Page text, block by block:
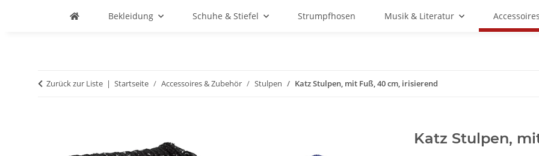
Bekleidung Schuhe & Stiefel Strumpfhosen Musik & Literatur
Zurück zur Liste Startseite Accessoires & Zubehör Stulpen Katz Stulpen, mit Fuß, 40 cm, irisierend
Katz Stulpen,